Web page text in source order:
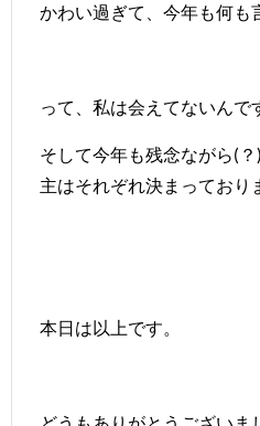
かわい過ぎて、今年も何も
って、私は会えてないんで
そして今年も残念ながら(
主はそれぞれ決まっており
本日は以上です。